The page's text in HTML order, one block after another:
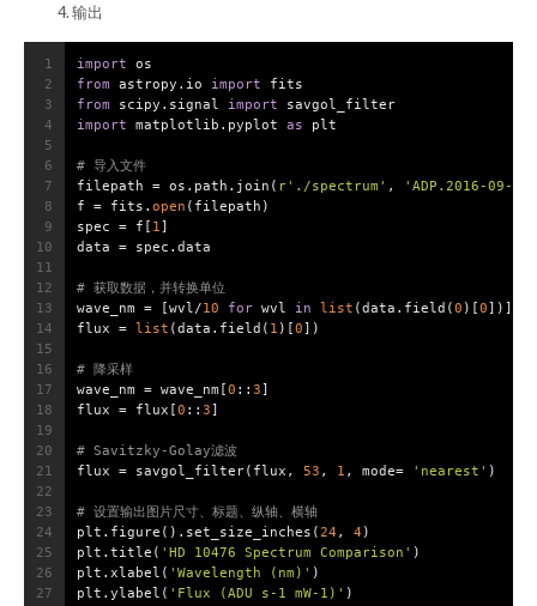
输出
1
2
3
4
5
6
7
8
9
10
11
12
13
14
15
16
17
18
19
20
21
22
23
24
25
26
27
import os
from astropy.io import fits
from scipy.signal import savgol_filter
import matplotlib.pyplot as plt
# 导入文件
filepath = os.path.join( r'./spectrum' ,
'ADP.2016-09-
f = fits. open (filepath)
spec = f[ 1
data = spec.data
# 获取数据，并转换单位
wave_nm = [wvl/10 for wvl in list (data.field( 0 )[ 0 ])]
flux =
list (data.field( 1 )[ 0 ])
# 降采样
wave_nm = wave_nm[ 0 :: 3
flux = flux[ 0 :: 3
# Savitzky-Golay滤波
flux = savgol_filter(flux, 53 , 1 , mode= 'nearest' )
# 设置输出图片尺寸、标题、纵轴、横轴
plt.figure().set_size_inches( 24 , 4 )
plt.title( 'HD 10476 Spectrum Comparison' )
plt.xlabel( 'Wavelength (nm)' )
plt.ylabel( 'Flux (ADU s-1 mW-1)' )